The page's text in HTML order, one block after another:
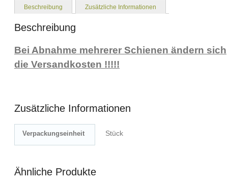
cm
Menge
Beschreibung Zusätzliche Informationen
Beschreibung
Bei Abnahme mehrerer Schienen ändern sich
die Versandkosten !!!!!
Zusätzliche Informationen
Verpackungseinheit Stück
Ähnliche Produkte